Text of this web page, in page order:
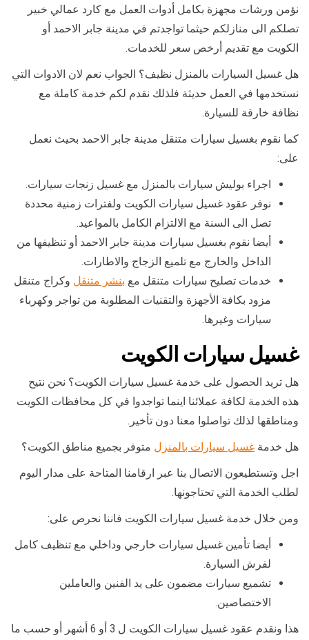
نؤمن ورشات مجهزة بكامل أدوات العمل مع كارد عمالي خبير
تصلكم الى منازلكم حيثما تواجدتم في مدينة جابر الاحمد أو
الكويت مع تقديم أرخص سعر للخدمات.
هل غسيل السيارات بالمنزل نظيف؟ الجواب نعم لان الادوات التي
نستخدمها في العمل حديثة فلذلك نقدم لكم خدمة كاملة مع
نظافة خارقة للسيارة.
كما نقوم بغسيل سيارات متنقل مدينة جابر الاحمد بحيث نعمل
على:
اجراء بوليش سيارات بالمنزل مع غسيل زنجات سيارات.
نوفر عقود غسيل سيارات الكويت ولفترات زمنية محددة
تصل الى السنة مع الالتزام الكامل بالمواعيد.
أيضا نقوم بغسيل سيارات مدينة جابر الاحمد أو تنظيفها من
الداخل والخارج مع تلميع الزجاج والاطارات.
خدمات تصليح سيارات متنقل مع بنشر متنقل وكراج متنقل
مزود بكافة الأجهزة والتقنيات المطلوبة من تواجر وكهرباء
سيارات وغيرها.
غسيل سيارات الكويت
هل تريد الحصول على خدمة غسيل سيارات الكويت؟ نحن نتيح
هذه الخدمة لكافة عملائنا اينما تواجدوا في كل محافظات الكويت
ومناطقها لذلك تواصلوا معنا دون تأخير.
هل خدمة غسيل سيارات بالمنزل متوفر بجميع مناطق الكويت؟
اجل وتستطيعون الاتصال بنا عبر ارقامنا المتاحة على مدار اليوم
لطلب الخدمة التي تحتاجونها.
ومن خلال خدمة غسيل سيارات الكويت فاننا نحرص على:
أيضا تأمين غسيل سيارات خارجي وداخلي مع تنظيف كامل
لفرش السيارة.
تشميع سيارات مضمون على يد الفنين والعاملين
الاختصاصين.
هذا ونقدم عقود غسيل سيارات الكويت ل 3 أو 6 أشهر أو حسب ما